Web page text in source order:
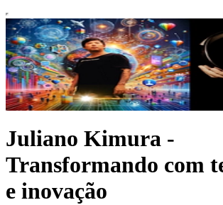
Juliano Kimura -
Transformando com
e inovação